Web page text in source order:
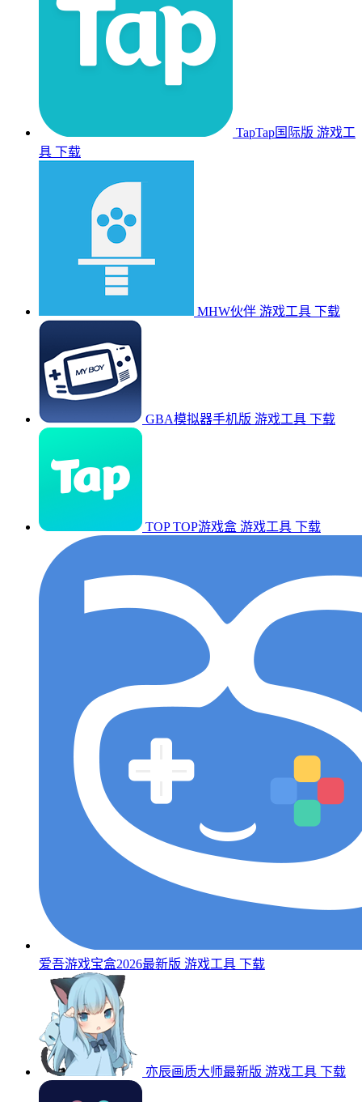
TapTap国际版 游戏工
具 下载
MHW伙伴 游戏工具 下载
GBA模拟器手机版 游戏工具 下载
TOP TOP游戏盒 游戏工具 下载
爱吾游戏宝盒2026最新版 游戏工具 下载
亦辰画质大师最新版 游戏工具 下载